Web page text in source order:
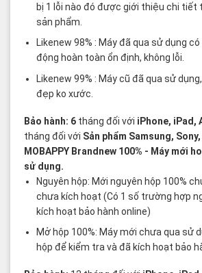
bị 1 lỗi nào đó được giới thiệu chi tiết
sản phẩm.
Likenew 98% : Máy đã qua sử dụng
động hoàn toàn ổn định, không lỗi.
Likenew 99% : Máy cũ đã qua sử
đẹp ko xước.
Bảo hành: 6 tháng đối với iPhone, iPad,
tháng đối với Sản phẩm Samsung,
MOBAPPY Brandnew 100% - Máy mới
sử dụng.
Nguyên hộp: Mới nguyên hộp 100%
chưa kích hoạt (Có 1 số trường hợp
kích hoạt bảo hành online)
Mở hộp 100%: Máy mới chưa qua sử
hộp để kiểm tra và đã kích hoạt bảo